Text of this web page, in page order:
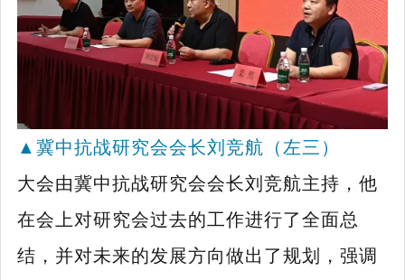
▲ 冀中抗战研究会会长刘竞航（左三）
大会由冀中抗战研究会会长刘竞航主持，他
在会上对研究会过去的工作进行了全面总
结，并对未来的发展方向做出了规划，强调